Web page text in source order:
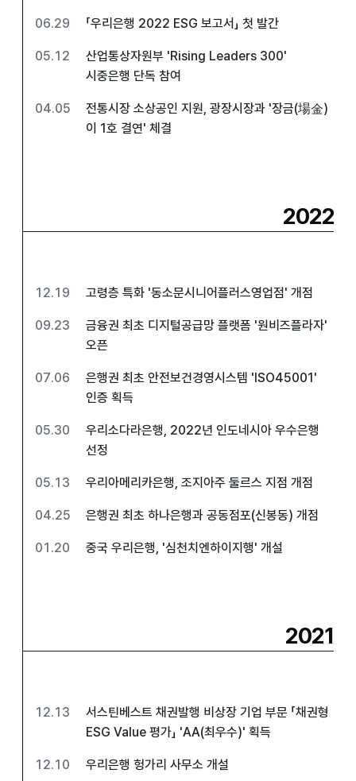
06.29 「우리은행 2022 ESG 보고서」 첫 발간
05.12
산업통상자원부 'Rising Leaders 300'
시중은행 단독 참여
04.05
전통시장 소상공인 지원, 광장시장과 '장금(場金)
이 1호 결연' 체결
2022
12.19 고령층 특화 '동소문시니어플러스영업점' 개점
09.23
금융권 최초 디지털공급망 플랫폼 '원비즈플라자'
오픈
07.06
은행권 최초 안전보건경영시스템 'ISO45001'
인증 획득
05.30
우리소다라은행, 2022년 인도네시아 우수은행
선정
05.13 우리아메리카은행, 조지아주 둘르스 지점 개점
04.25 은행권 최초 하나은행과 공동점포(신봉동) 개점
01.20 중국 우리은행, '심천치엔하이지행' 개설
2021
12.13
서스틴베스트 채권발행 비상장 기업 부문 「채권형
ESG Value 평가」 'AA(최우수)' 획득
12.10 우리은행 헝가리 사무소 개설